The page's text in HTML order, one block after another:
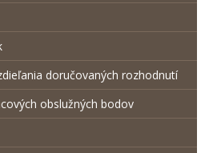
doručovaných rozhodnutí
obslužných bodov